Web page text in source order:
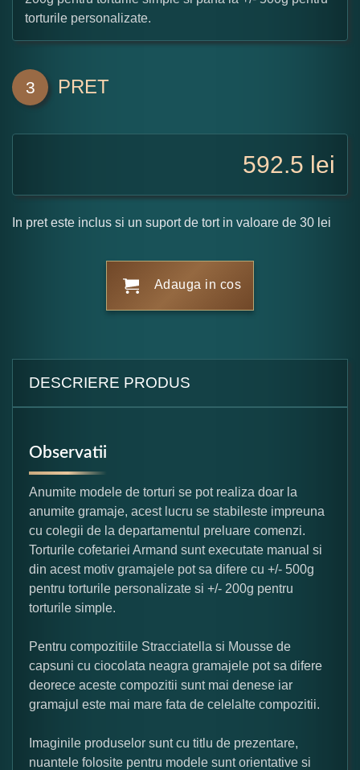
torturile personalizate.
3 PRET
592.5 lei
In pret este inclus si un suport de tort in valoare de 30 lei
Adauga in cos
DESCRIERE PRODUS
Observatii
Anumite modele de torturi se pot realiza doar la
anumite gramaje, acest lucru se stabileste impreuna
cu colegii de la departamentul preluare comenzi.
Torturile cofetariei Armand sunt executate manual si
din acest motiv gramajele pot sa difere cu +/- 500g
pentru torturile personalizate si +/- 200g pentru
torturile simple.
Pentru compozitiile Stracciatella si Mousse de
capsuni cu ciocolata neagra gramajele pot sa difere
deorece aceste compozitii sunt mai denese iar
gramajul este mai mare fata de celelalte compozitii.
Imaginile produselor sunt cu titlu de prezentare,
nuantele folosite pentru modele sunt orientative si